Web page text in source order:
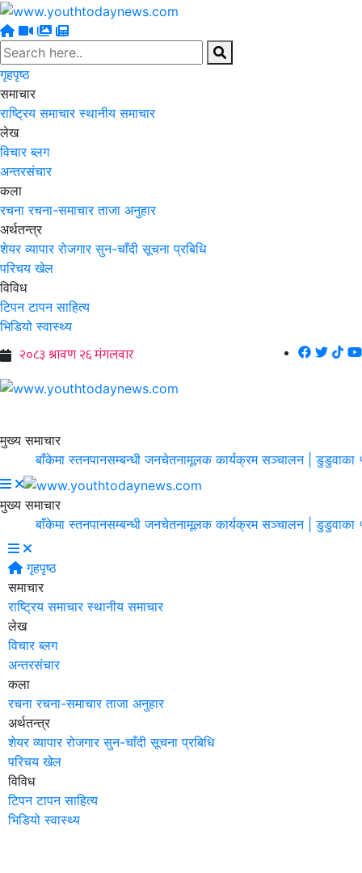
गृहपृष्ठ
समाचार
राष्ट्रिय समाचार स्थानीय समाचार
लेख
विचार ब्लग
अन्तरसंचार
कला
रचना रचना-समाचार ताजा अनुहार
अर्थतन्त्र
शेयर व्यापार रोजगार सुन-चाँदी सूचना प्रबिधि
परिचय खेल
विविध
टिपन टापन साहित्य
भिडियो स्वास्थ्य
मुख्य समाचार
बाँकेमा स्तनपानसम्बन्धी जनचेतनामूलक कार्यक्रम सञ्चालन |डुडुवाका ५९
मुख्य समाचार
बाँकेमा स्तनपानसम्बन्धी जनचेतनामूलक कार्यक्रम सञ्चालन |डुडुवाका ५९
गृहपृष्ठ
समाचार
राष्ट्रिय समाचार स्थानीय समाचार
लेख
विचार ब्लग
अन्तरसंचार
कला
रचना रचना-समाचार ताजा अनुहार
अर्थतन्त्र
शेयर व्यापार रोजगार सुन-चाँदी सूचना प्रबिधि
परिचय खेल
विविध
टिपन टापन साहित्य
भिडियो स्वास्थ्य